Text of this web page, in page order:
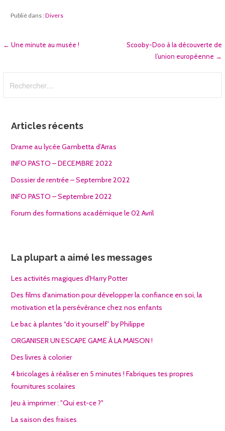
Publié dans :Divers
Navigation
l’article
← Une minute au musée !
Scooby-Doo à la découverte de
l’union européenne →
Articles récents
Drame au lycée Gambetta d’Arras
INFO PASTO – DECEMBRE 2022
Dossier de rentrée – Septembre 2022
INFO PASTO – Septembre 2022
Forum des formations académique le 02 Avril
La plupart a aimé les messages
Les activités magiques d'Harry Potter
Des films d'animation pour développer la confiance en soi, la
motivation et la persévérance chez nos enfants
Le bac à plantes “do it yourself” by Philippe
ORGANISER UN ESCAPE GAME À LA MAISON !
Des livres à colorier
4 bricolages à réaliser en 5 minutes ! Fabriques tes propres
fournitures scolaires
Jeu à imprimer : "Qui est-ce ?"
La saison des fraises